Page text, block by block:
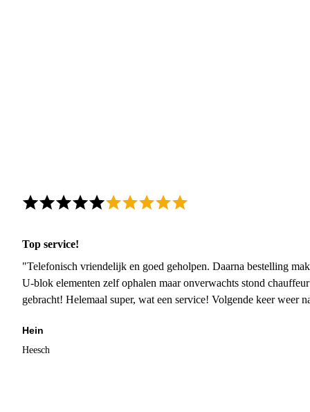
Top service!
"Telefonisch vriendelijk en goed geholpen. Daarna bestelling
U-blok elementen zelf ophalen maar onverwachts stond
gebracht! Helemaal super, wat een service! Volgende keer weer
Hein
Heesch